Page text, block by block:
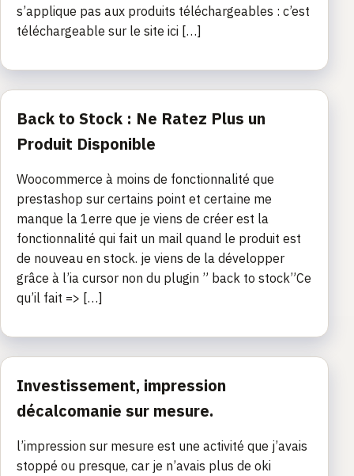
s’applique pas aux produits téléchargeables : c’est
téléchargeable sur le site ici […]
Back to Stock : Ne Ratez Plus un
Produit Disponible
Woocommerce à moins de fonctionnalité que
prestashop sur certains point et certaine me
manque la 1erre que je viens de créer est la
fonctionnalité qui fait un mail quand le produit est
de nouveau en stock. je viens de la développer
grâce à l’ia cursor non du plugin ” back to stock”Ce
qu’il fait => […]
Investissement, impression
décalcomanie sur mesure.
l’impression sur mesure est une activité que j’avais
stoppé ou presque, car je n’avais plus de oki